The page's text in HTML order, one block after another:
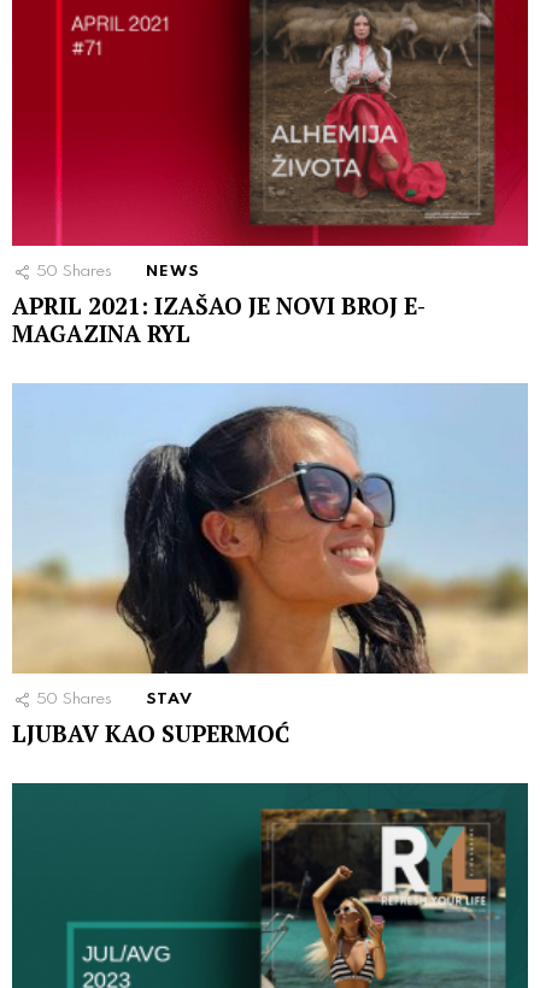
50 Shares NEWS
APRIL 2021: IZAŠAO JE NOVI BROJ E-
MAGAZINA RYL
50 Shares STAV
LJUBAV KAO SUPERMOĆ